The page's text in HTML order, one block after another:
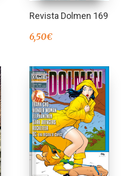
Revista Dolmen 169
6,50€